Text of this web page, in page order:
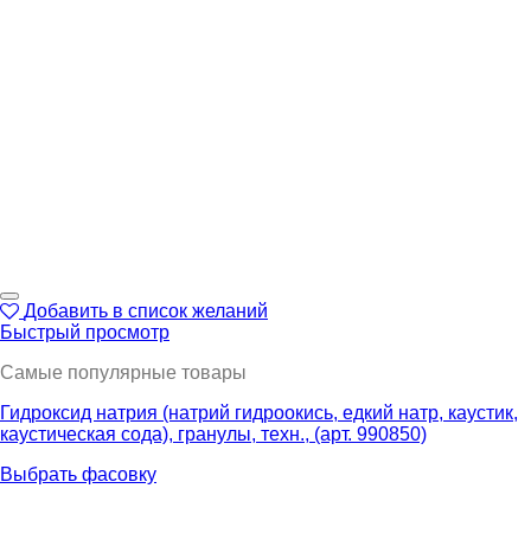
Добавить в список желаний
Быстрый просмотр
Самые популярные товары
Гидроксид натрия (натрий гидроокись, едкий натр, каустик,
каустическая сода), гранулы, техн., (арт. 990850)
Выбрать фасовку